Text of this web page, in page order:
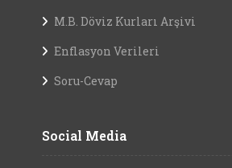
M.B. Döviz Kurları Arşivi
Enflasyon Verileri
Soru-Cevap
Social Media